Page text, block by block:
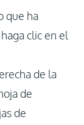
que ha
clic en el
de la
de
de